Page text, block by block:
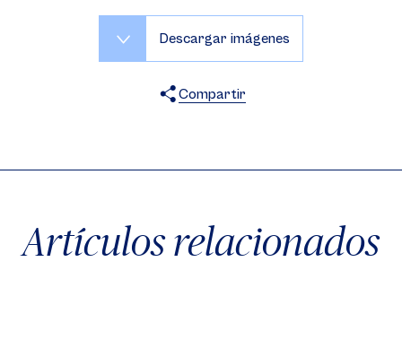
Descargar imágenes
Compartir
Artículos relacionados